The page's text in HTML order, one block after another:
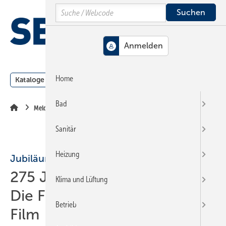
Hauptinhalt
Hauptmenü
SiteSearch
Kataloge Meldungen
Meldungen
Jubiläum
275 Jahre Villeroy & Boch:
Die Firmengeschichte als
Film
Search
Home
Bad
Sanitär
Heizung
Klima und Lüftung
Betrieb